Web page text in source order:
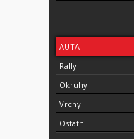
AUTA
Rally
Okruhy
Vrchy
Ostatní